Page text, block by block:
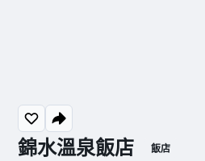
錦水溫泉飯店 飯店